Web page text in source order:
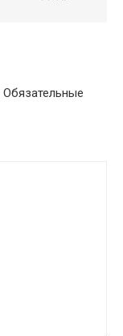
Обязательные